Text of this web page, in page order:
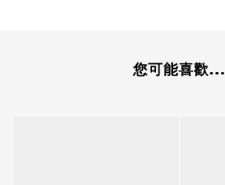
您可能喜歡...